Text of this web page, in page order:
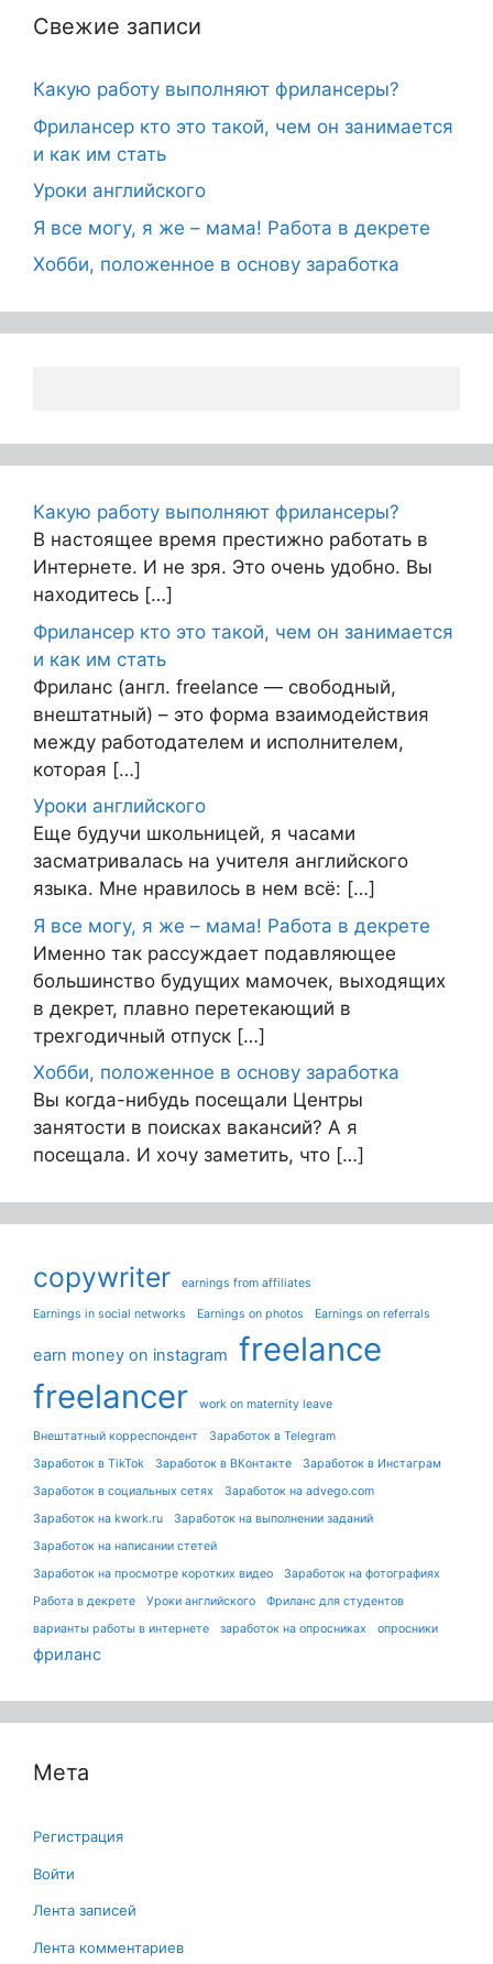
Свежие записи
Какую работу выполняют фрилансеры?
Фрилансер кто это такой, чем он занимается
и как им стать
Уроки английского
Я все могу, я же – мама! Работа в декрете
Хобби, положенное в основу заработка
Какую работу выполняют фрилансеры?
В настоящее время престижно работать в
Интернете. И не зря. Это очень удобно. Вы
находитесь […]
Фрилансер кто это такой, чем он занимается
и как им стать
Фриланс (англ. freelance — свободный,
внештатный) – это форма взаимодействия
между работодателем и исполнителем,
которая […]
Уроки английского
Еще будучи школьницей, я часами
засматривалась на учителя английского
языка. Мне нравилось в нем всё: […]
Я все могу, я же – мама! Работа в декрете
Именно так рассуждает подавляющее
большинство будущих мамочек, выходящих
в декрет, плавно перетекающий в
трехгодичный отпуск […]
Хобби, положенное в основу заработка
Вы когда-нибудь посещали Центры
занятости в поисках вакансий? А я
посещала. И хочу заметить, что […]
copywriter earnings from affiliates
Earnings in social networks Earnings on photos Earnings on referrals
earn money on instagram
freelance
freelancer
work on maternity leave
Внештатный корреспондент
Заработок в Telegram
Заработок в TikTok
Заработок в ВКонтакте
Заработок в Инстаграм
Заработок в социальных сетях
Заработок на advego.com
Заработок на kwork.ru
Заработок на выполнении заданий
Заработок на написании стетей
Заработок на просмотре коротких видео
Заработок на фотографиях
Работа в декрете
Уроки английского
Фриланс для студентов
варианты работы в интернете
заработок на опросниках опросники
фриланс
Мета
Регистрация
Войти
Лента записей
Лента комментариев